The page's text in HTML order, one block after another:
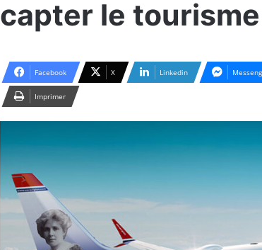
capter le
Facebook X Linkedin
Imprimer